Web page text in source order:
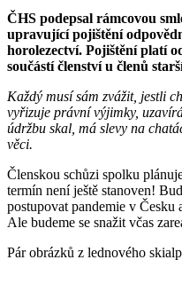
ČHS podepsal rámcovou
upravující pojištění
horolezectví. Pojištění platí
součástí členství u členů
Každý musí sám zvážit, jestli
vyřizuje právní výjimky,
údržbu skal, má slevy na
věci.
Členskou schůzi spolku
termín není ještě stanoven!
postupovat pandemie v Česku
Ale budeme se snažit včas
Pár obrázků z lednového